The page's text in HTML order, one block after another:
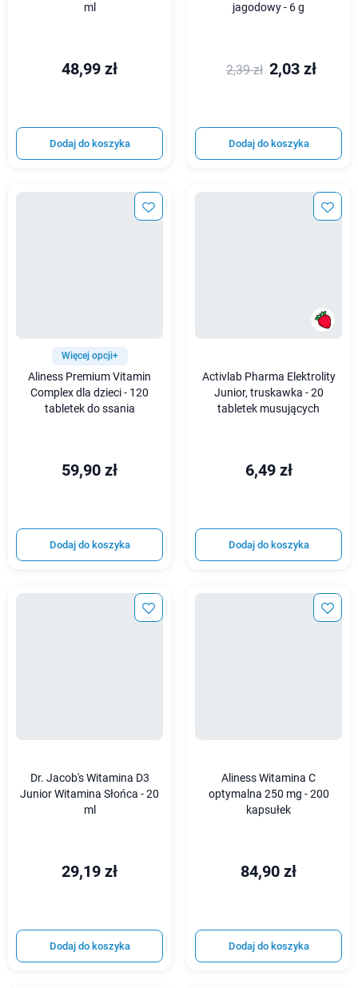
ml
48,99 zł
Dodaj do koszyka
jagodowy - 6 g
2,39 zł 2,03 zł
Dodaj do koszyka
Więcej opcji+
Aliness Premium Vitamin
Complex dla dzieci - 120
tabletek do ssania
59,90 zł
Dodaj do koszyka
Activlab Pharma Elektrolity
Junior, truskawka - 20
tabletek musujących
6,49 zł
Dodaj do koszyka
Dr. Jacob's Witamina D3
Junior Witamina Słońca - 20
ml
29,19 zł
Dodaj do koszyka
Aliness Witamina C
optymalna 250 mg - 200
kapsułek
84,90 zł
Dodaj do koszyka